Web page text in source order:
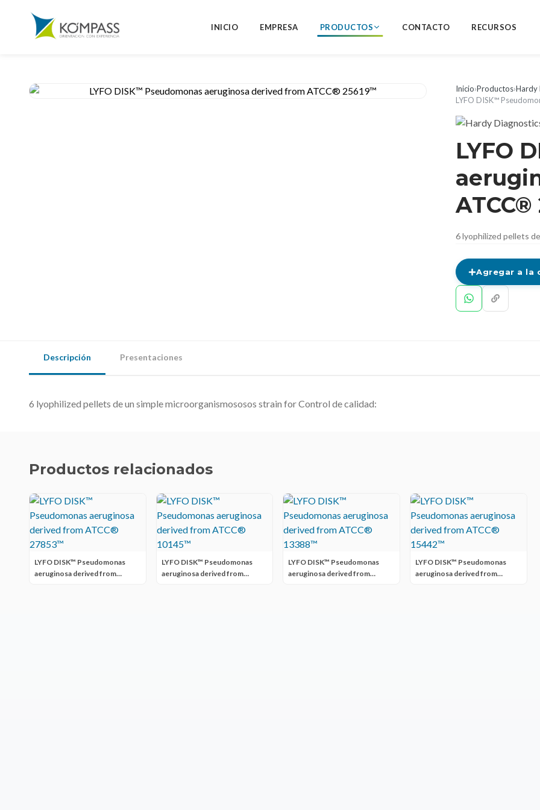
INICIO EMPRESA PRODUCTOS CONTACTO RECURSOS
Inicio›Productos›Hardy
LYFO DISK™
LYFO
6 lyophilized pellets
Agregar a la
Descripción Presentaciones
6 lyophilized pellets de un simple microorganismososos strain for Control de calidad:
Productos relacionados
LYFO DISK™ Pseudomonas
aeruginosa derived from
LYFO DISK™ Pseudomonas
aeruginosa derived from
LYFO DISK™ Pseudomonas
aeruginosa derived from
LYFO DISK™ Pseudomonas
aeruginosa derived from